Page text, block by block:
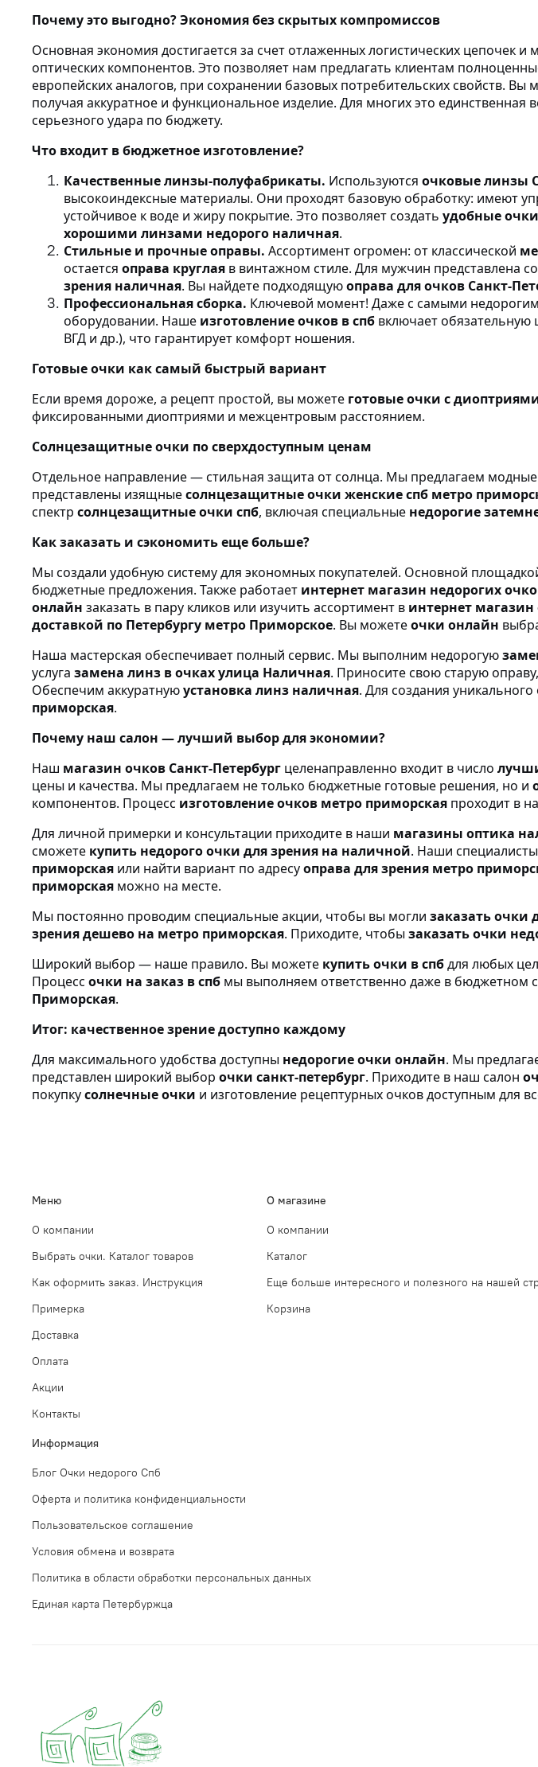
Почему это выгодно? Экономия без скрытых компромиссов
Основная экономия достигается за счет отлаженных логистических цепочек
оптических компонентов. Это позволяет нам предлагать клиентам
европейских аналогов, при сохранении базовых потребительских свойств. Вы
получая аккуратное и функциональное изделие. Для многих это
серьезного удара по бюджету.
Что входит в бюджетное изготовление?
Качественные линзы-полуфабрикаты. Используются очковые линзы
высокоиндексные материалы. Они проходят базовую обработку: имеют
устойчивое к воде и жиру покрытие. Это позволяет создать удобные
хорошими линзами недорого наличная.
Стильные и прочные оправы. Ассортимент огромен: от классической
остается оправа круглая в винтажном стиле. Для мужчин представлена
зрения наличная. Вы найдете подходящуюоправа для очков Санкт-
Профессиональная сборка. Ключевой момент! Даже с самыми
оборудовании. Наше изготовление очков в спб включает
ВГД и др.), что гарантирует комфорт ношения.
Готовые очки как самый быстрый вариант
Если время дороже, а рецепт простой, вы можете готовые очки с
фиксированными диоптриями и межцентровым расстоянием.
Солнцезащитные очки по сверхдоступным ценам
Отдельное направление — стильная защита от солнца. Мы предлагаем модные
представлены изящныесолнцезащитные очки женские спб метро
спектр солнцезащитные очки спб, включая специальные недорогие
Как заказать и сэкономить еще больше?
Мы создали удобную систему для экономных покупателей. Основной
бюджетные предложения. Также работает интернет магазин недорогих
онлайн заказать в пару кликов или изучить ассортимент в интернет магазин
доставкой по Петербургу метро Приморское. Вы можетеочки онлайн
Наша мастерская обеспечивает полный сервис. Мы выполним недорогую
услуга замена линз в очках улица Наличная. Приносите свою старую
Обеспечим аккуратнуюустановка линз наличная. Для создания
приморская.
Почему наш салон — лучший выбор для экономии?
Наш магазин очков Санкт-Петербург целенаправленно входит в число
цены и качества. Мы предлагаем не только бюджетные готовые решения, но и
компонентов. Процесс изготовление очков метро приморская проходит в
Для личной примерки и консультации приходите в наши магазины оптика
сможете купить недорого очки для зрения на наличной. Наши
приморская или найти вариант по адресуоправа для зрения метро
приморская можно на месте.
Мы постоянно проводим специальные акции, чтобы вы могли заказать очки
зрения дешево на метро приморская. Приходите, чтобы заказать очки
Широкий выбор — наше правило. Вы можете купить очки в спбдля любых
Процесс очки на заказ в спб мы выполняем ответственно даже в бюджетном
Приморская.
Итог: качественное зрение доступно каждому
Для максимального удобства доступны недорогие очки онлайн. Мы
представлен широкий выбор очки санкт-петербург. Приходите в наш салон
покупкусолнечные очки и изготовление рецептурных очков доступным для
Меню
О компании
Выбрать очки. Каталог товаров
Как оформить заказ. Инструкция
Примерка
Доставка
Оплата
Акции
Контакты
О магазине
О компании
Каталог
Еще больше интересного и полезного на нашей
Корзина
Информация
Блог Очки недорого Спб
Оферта и политика конфиденциальности
Пользовательское соглашение
Условия обмена и возврата
Политика в области обработки персональных данных
Единая карта Петербуржца